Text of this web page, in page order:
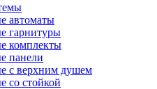
автоматы
гарнитуры
комплекты
панели
с верхним душем
со стойкой